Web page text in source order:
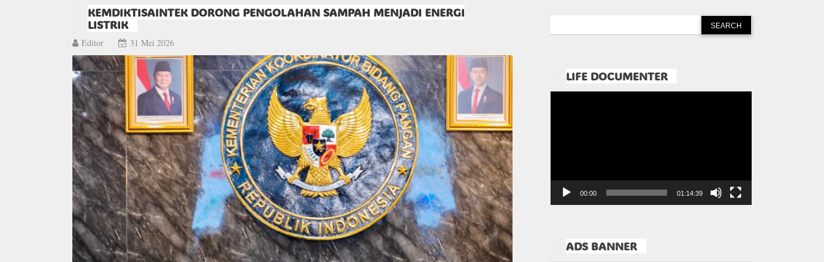
KEMDIKTISAINTEK DORONG PENGOLAHAN SAMPAH MENJADI ENERGI
LISTRIK
Editor 31 Mei 2026
LIFE DOCUMENTER
00:00 01:14:39
ADS BANNER